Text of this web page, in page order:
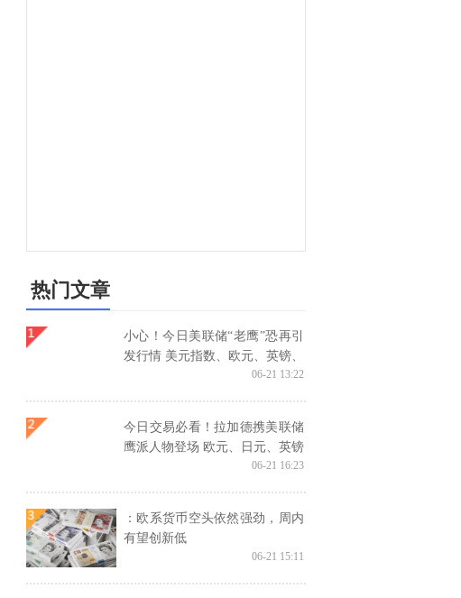
热门文章
小心！今日美联储“老鹰”恐再引
发行情 美元指数、欧元、英镑、
日元、澳元和人民币最新技术前
06-21 13:22
今日交易必看！拉加德携美联储
鹰派人物登场 欧元、日元、英镑
和原油6月21日最新技术点位分
06-21 16:23
：欧系货币空头依然强劲，周内
有望创新低
06-21 15:11